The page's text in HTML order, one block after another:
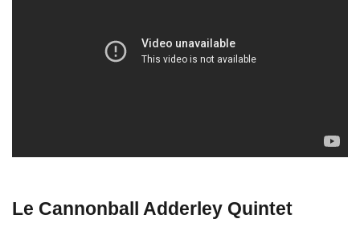
Le Cannonball Adderley Quintet